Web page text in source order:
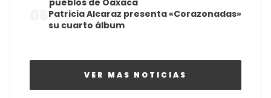
Patricia Alcaraz presenta «Corazonadas»
su cuarto álbum
VER MAS NOTICIAS